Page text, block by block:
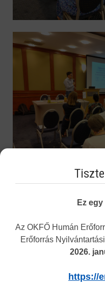
Ez
Az OKFŐ Humán
Erőforrás
2026.
https://